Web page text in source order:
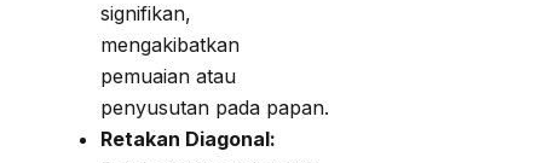
signifikan,
mengakibatkan
pemuaian atau
penyusutan pada papan.
Retakan Diagonal: